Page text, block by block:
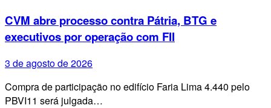
CVM abre processo contra Pátria, BTG e
executivos por operação com FII
3 de agosto de 2026
Compra de participação no edifício Faria Lima 4.440 pelo
PBVI11 será julgada…